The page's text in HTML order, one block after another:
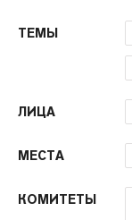
ТЕМЫ
ЛИЦА
МЕСТА
КОМИТЕТЫ